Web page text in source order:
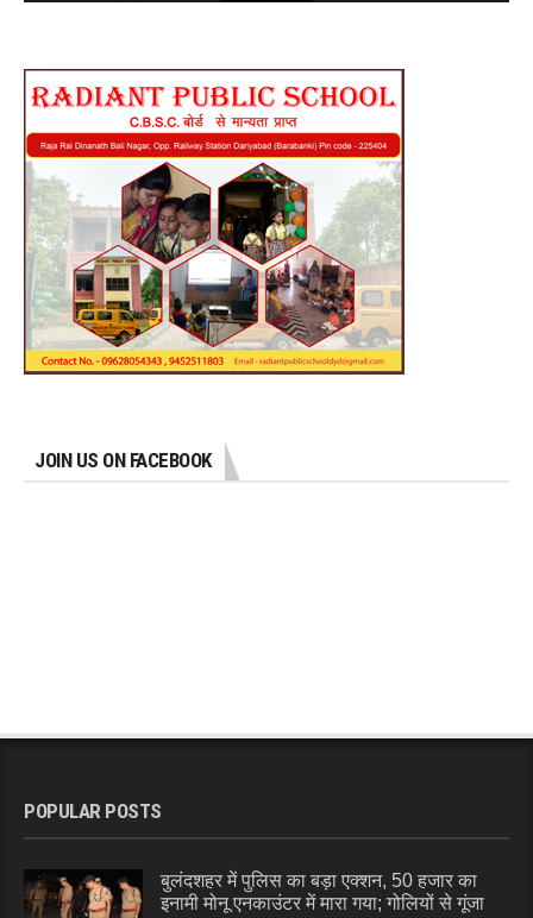
JOIN US ON FACEBOOK
POPULAR POSTS
बुलंदशहर में पुलिस का बड़ा एक्शन, 50 हजार का
इनामी मोनू एनकाउंटर में मारा गया; गोलियों से गूंजा